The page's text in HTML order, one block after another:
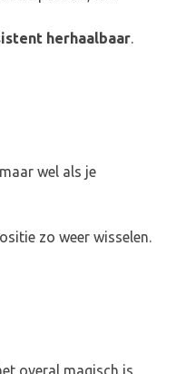
herhaalbaar.
wel als je
zo weer wisselen.
overal magisch is,